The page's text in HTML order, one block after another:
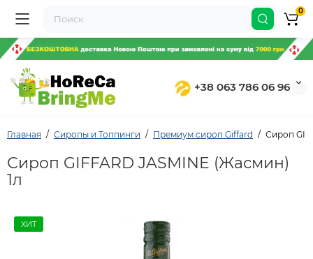
+38 063 786 06 96
0
Главная Сиропы и Топпинги Премиум сироп Giffard Сироп
Сироп GIFFARD JASMINE (Жасмин)
1л
ХИТ